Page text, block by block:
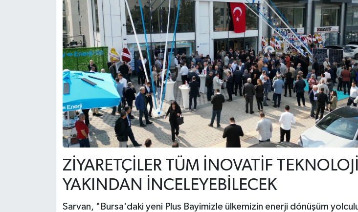
ZİYARETÇİLER TÜM İNOVATİF
YAKINDAN İNCELEYEBİLECEK
Sarvan, "Bursa'daki yeni Plus Bayimizle ülkemizin enerji dönüşüm